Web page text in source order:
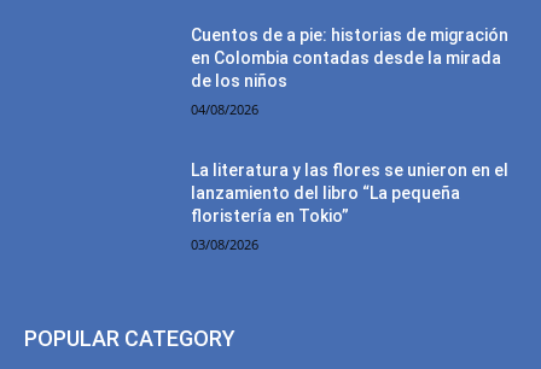
Cuentos de a pie: historias de migración
en Colombia contadas desde la mirada
de los niños
04/08/2026
La literatura y las flores se unieron en el
lanzamiento del libro “La pequeña
floristería en Tokio”
03/08/2026
POPULAR CATEGORY